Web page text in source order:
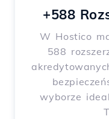
+588
W Hostico
588
wyborze